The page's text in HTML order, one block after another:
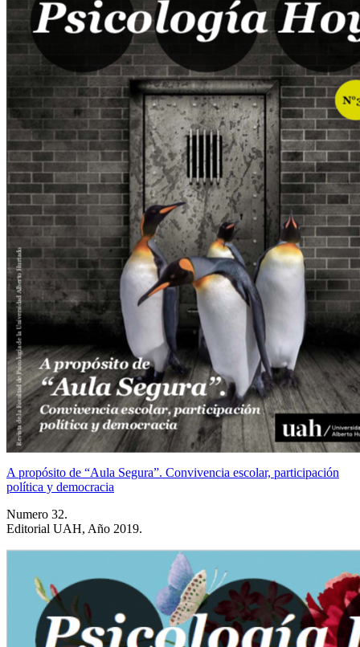
A propósito de “Aula Segura”. Convivencia escolar, participación
política y democracia
Numero 32.
Editorial UAH, Año 2019.